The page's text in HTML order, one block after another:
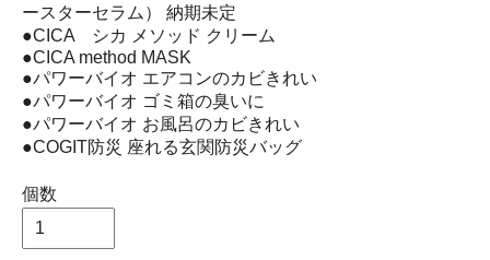
ースターセラム） 納期未定
●CICA シカ メソッド クリーム
●CICA method MASK
●パワーバイオ エアコンのカビきれい
●パワーバイオ ゴミ箱の臭いに
●パワーバイオ お風呂のカビきれい
●COGIT防災 座れる玄関防災バッグ
個数